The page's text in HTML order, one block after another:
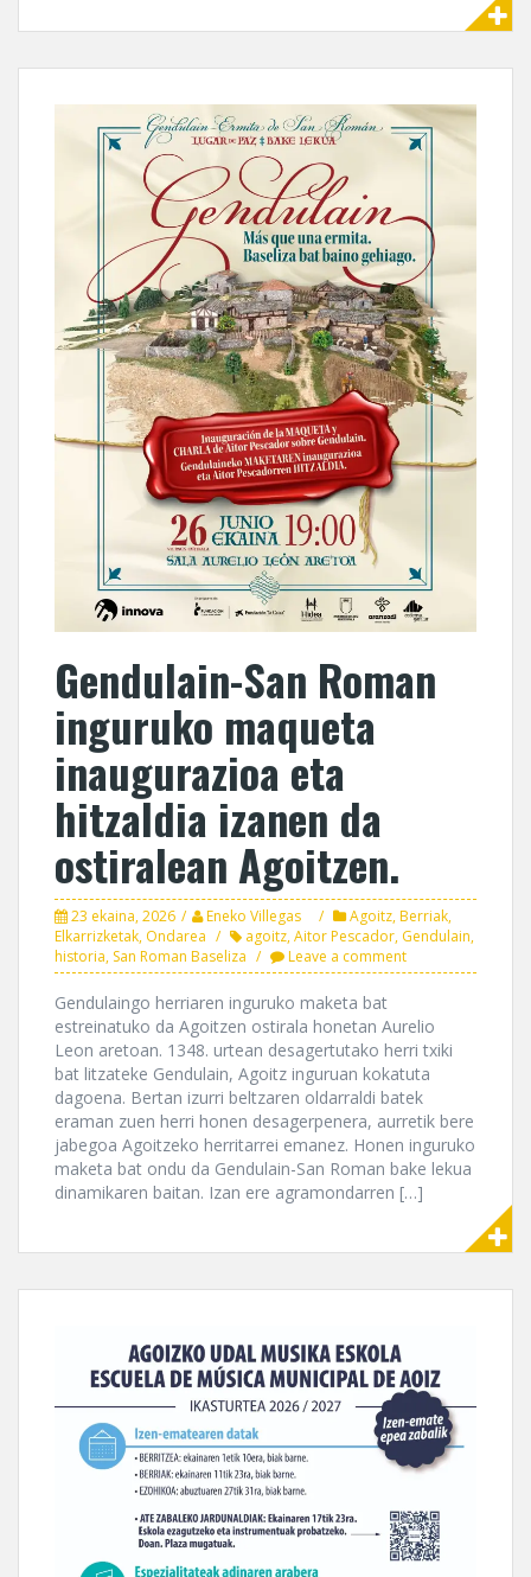
Gendulain-San Roman
inguruko maqueta
inaugurazioa eta
hitzaldia izanen da
ostiralean Agoitzen.
23 ekaina, 2026 Eneko Villegas Agoitz,Berriak,
Elkarrizketak, Ondarea agoitz,Aitor Pescador, Gendulain,
historia, San Roman Baseliza Leave a comment
Gendulaingo herriaren inguruko maketa bat
estreinatuko da Agoitzen ostirala honetan Aurelio
Leon aretoan. 1348. urtean desagertutako herri txiki
bat litzateke Gendulain, Agoitz inguruan kokatuta
dagoena. Bertan izurri beltzaren oldarraldi batek
eraman zuen herri honen desagerpenera, aurretik bere
jabegoa Agoitzeko herritarrei emanez. Honen inguruko
maketa bat ondu da Gendulain-San Roman bake lekua
dinamikaren baitan. Izan ere agramondarren […]